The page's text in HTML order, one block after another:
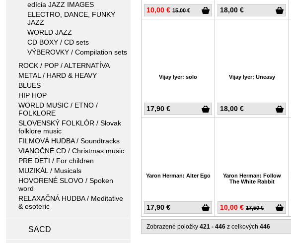
edícia JAZZ IMAGES
ELECTRO, DANCE, FUNKY
JAZZ
WORLD JAZZ
CD BOXY / CD sets
VÝBEROVKY / Compilation sets
ROCK / POP / ALTERNATÍVA
METAL / HARD & HEAVY
BLUES
HIP HOP
WORLD MUSIC / ETNO /
FOLKLORE
SLOVENSKÝ FOLKLÓR / Slovak
folklore music
FILMOVÁ HUDBA / Soundtracks
VIANOČNÉ CD / Christmas music
PRE DETI / For children
MUZIKÁL / Musicals
HOVORENÉ SLOVO / Spoken
word
RELAXAČNÁ HUDBA / Meditative
& esoteric
SACD
10,00 € 15,00 € 18,00 €
17,90 €
Vijay Iyer: solo
18,00 €
Vijay Iyer: Uneasy
17,90 €
Yaron Herman: Alter Ego
10,00 € 17,50 €
Yaron Herman: Follow
The White Rabbit
Zobrazené položky 421 - 446 z celkových 446